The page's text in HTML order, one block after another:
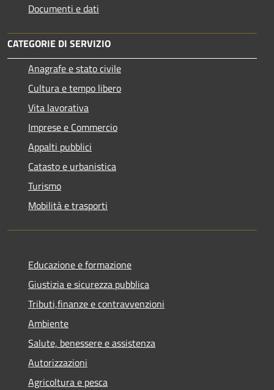
Documenti e dati
CATEGORIE DI SERVIZIO
Anagrafe e stato civile
Cultura e tempo libero
Vita lavorativa
Imprese e Commercio
Appalti pubblici
Catasto e urbanistica
Turismo
Mobilità e trasporti
Educazione e formazione
Giustizia e sicurezza pubblica
Tributi,finanze e contravvenzioni
Ambiente
Salute, benessere e assistenza
Autorizzazioni
Agricoltura e pesca